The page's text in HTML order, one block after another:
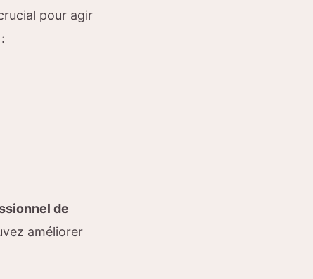
pour agir
de
améliorer